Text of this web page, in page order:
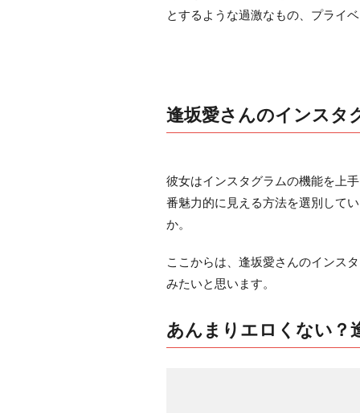
とするような過激なもの、プライ
逢坂愛さんのインスタ
彼女はインスタグラムの機能を上
番魅力的に見える方法を選別して
か。
ここからは、逢坂愛さんのインス
みたいと思います。
あんまりエロくない？